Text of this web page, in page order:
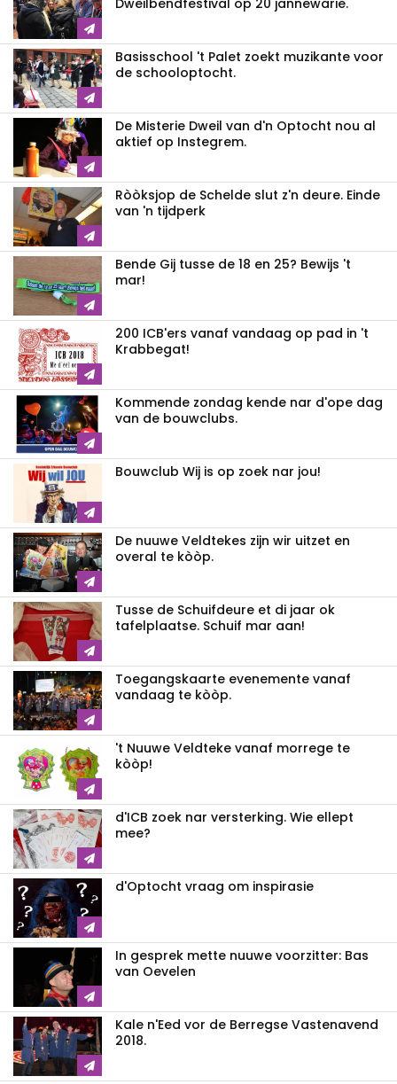
Dweilbendfestival op 20 jannewarie.
Basisschool 't Palet zoekt muzikante voor
de schooloptocht.
De Misterie Dweil van d'n Optocht nou al
aktief op Instegrem.
Ròòksjop de Schelde slut z'n deure. Einde
van 'n tijdperk
Bende Gij tusse de 18 en 25? Bewijs 't
mar!
200 ICB'ers vanaf vandaag op pad in 't
Krabbegat!
Kommende zondag kende nar d'ope dag
van de bouwclubs.
Bouwclub Wij is op zoek nar jou!
De nuuwe Veldtekes zijn wir uitzet en
overal te kòòp.
Tusse de Schuifdeure et di jaar ok
tafelplaatse. Schuif mar aan!
Toegangskaarte evenemente vanaf
vandaag te kòòp.
't Nuuwe Veldteke vanaf morrege te
kòòp!
d'ICB zoek nar versterking. Wie ellept
mee?
d'Optocht vraag om inspirasie
In gesprek mette nuuwe voorzitter: Bas
van Oevelen
Kale n'Eed vor de Berregse Vastenavend
2018.